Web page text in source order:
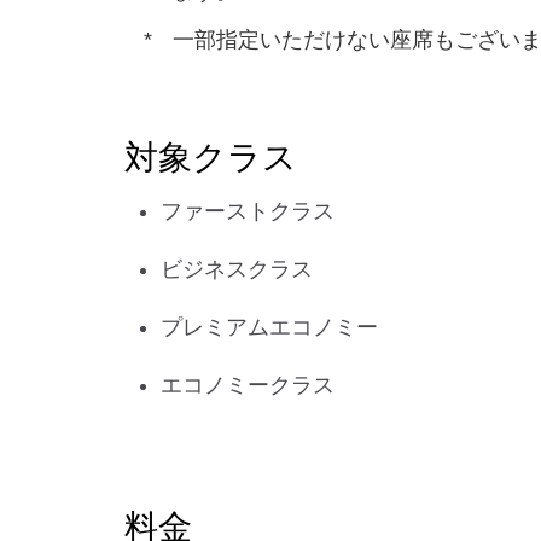
一部指定いただけない座席もござい
対象クラス
ファーストクラス
ビジネスクラス
プレミアムエコノミー
エコノミークラス
料金